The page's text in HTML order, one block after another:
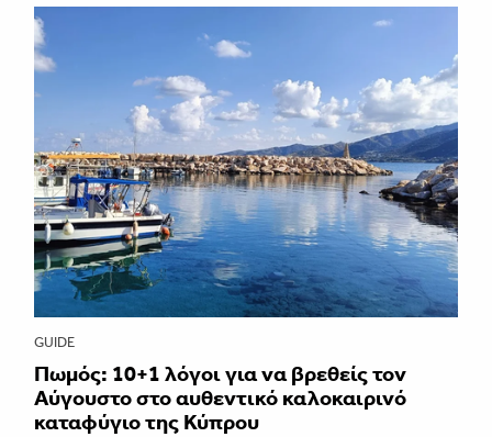
GUIDE
Πωμός: 10+1 λόγοι για να βρεθείς τον
Αύγουστο στο αυθεντικό καλοκαιρινό
καταφύγιο της Κύπρου